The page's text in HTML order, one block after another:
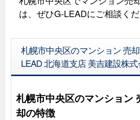
は、ぜひG-LEADにご相談くだ
札幌市中央区のマンション 売
LEAD 北海道支店 美吉建設株
札幌市中央区のマンション
却の特徴